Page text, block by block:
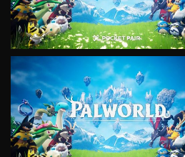
VIEW